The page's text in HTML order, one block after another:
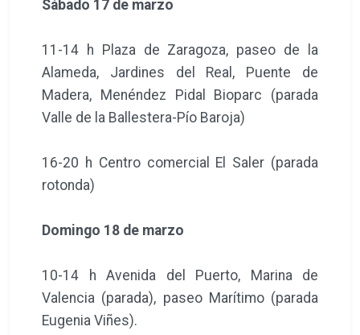
Sábado 17 de marzo
11-14 h Plaza de Zaragoza, paseo de la
Alameda, Jardines del Real, Puente de
Madera, Menéndez Pidal Bioparc (parada
Valle de la Ballestera-Pío Baroja)
16-20 h Centro comercial El Saler (parada
rotonda)
Domingo 18 de marzo
10-14 h Avenida del Puerto, Marina de
Valencia (parada), paseo Marítimo (parada
Eugenia Viñes).